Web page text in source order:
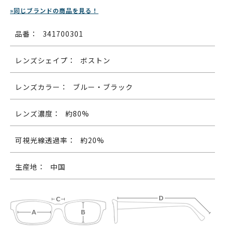
»同じブランドの商品を見る！
品番： 341700301
レンズシェイプ： ボストン
レンズカラー： ブルー・ブラック
レンズ濃度： 約80%
可視光線透過率： 約20%
生産地： 中国